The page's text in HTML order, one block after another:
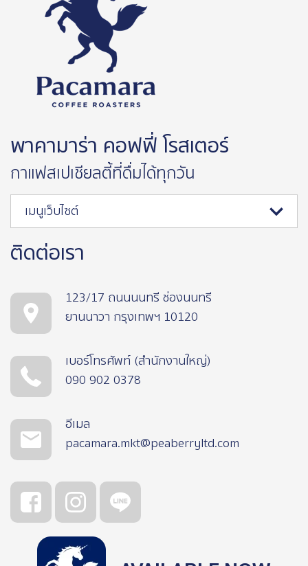
พาคามาร่า คอฟฟี่ โรสเตอร์
กาแฟสเปเชียลตี้ที่ดื่มได้ทุกวัน
เมนูเว็บไซต์
ติดต่อเรา
123/17 ถนนนนทรี ช่องนนทรี
ยานนาวา กรุงเทพฯ 10120
เบอร์โทรศัพท์ (สำนักงานใหญ่)
090 902 0378
อีเมล
pacamara.mkt@peaberryltd.com